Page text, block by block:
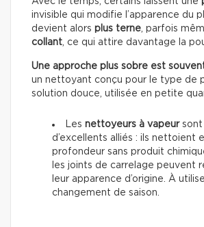
invisible qui modifie l’apparence du
devient alors plus terne , parfois
collant , ce qui attire davantage la
Une approche plus sobre est
un nettoyant conçu pour le type de
solution douce, utilisée en petite
Les nettoyeurs à vapeursont
d’excellents alliés : ils nettoient
profondeur sans produit
les joints de carrelage peuvent
leur apparence d’origine. À
changement de saison.